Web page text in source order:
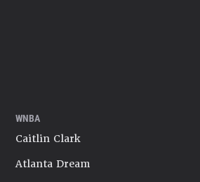
WNBA
Caitlin Clark
Atlanta Dream